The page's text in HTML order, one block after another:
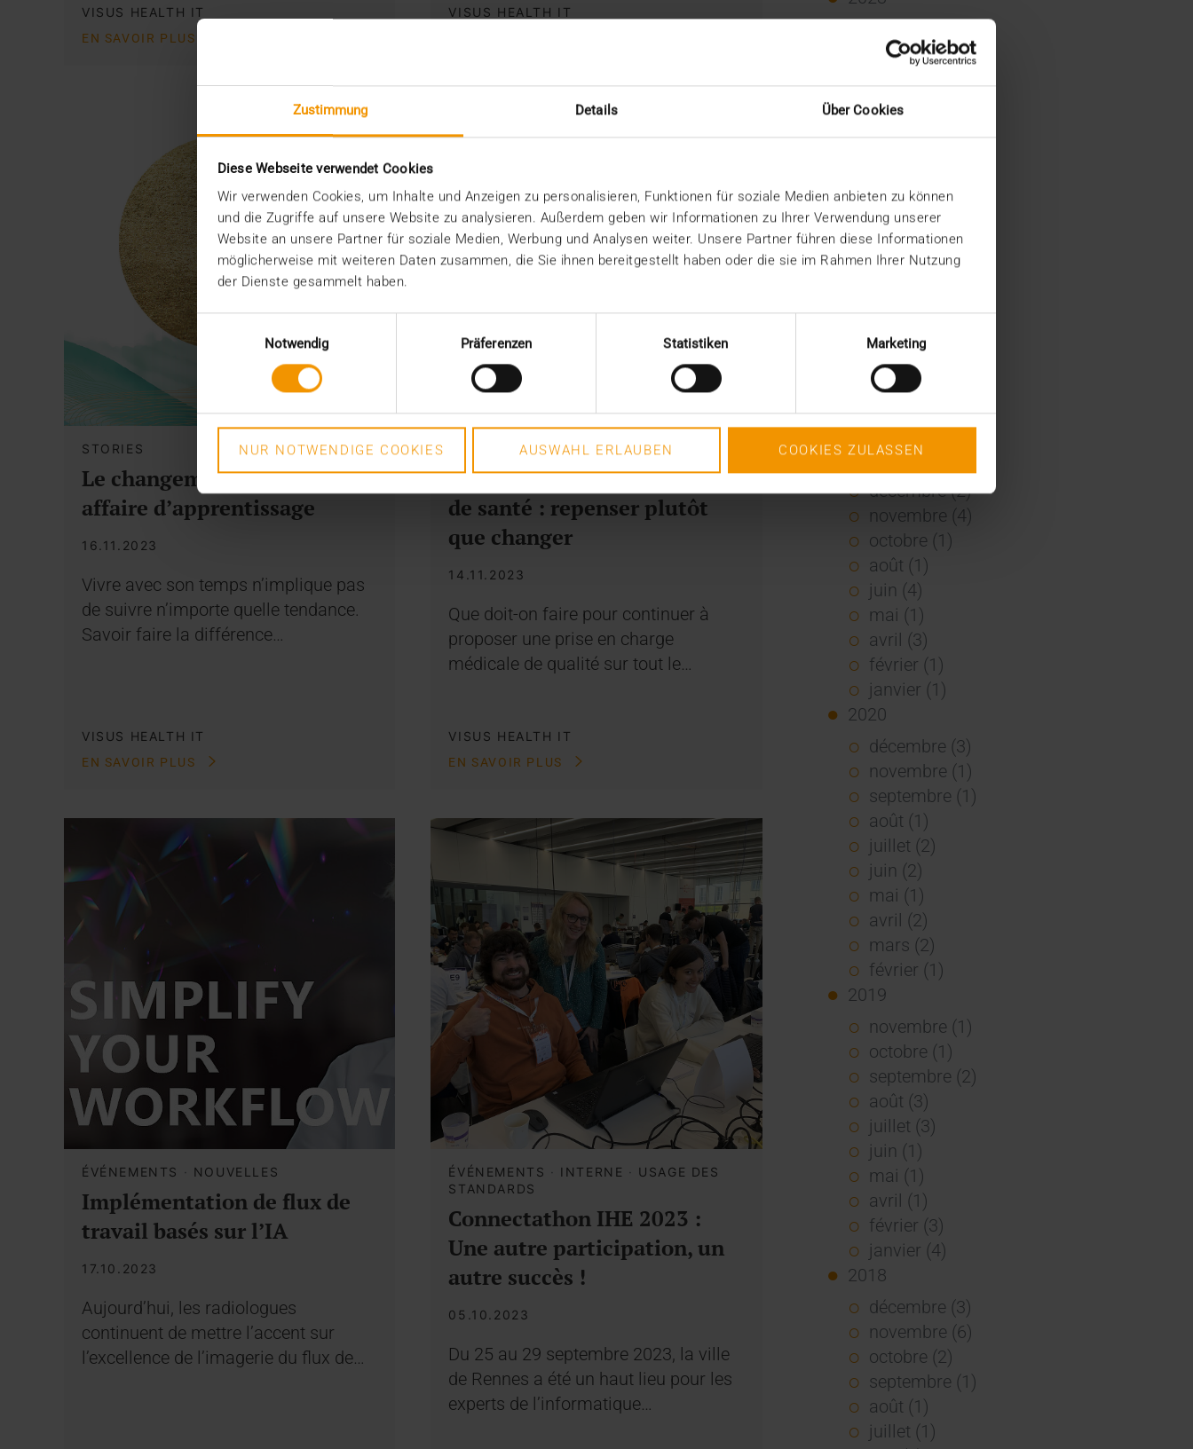
Zustimmung Details Über Cookies
Diese Webseite verwendet Cookies
Wir verwenden Cookies, um Inhalte und Anzeigen zu personalisieren, Funktionen für soziale Medien anbieten zu können
und die Zugriffe auf unsere Website zu analysieren. Außerdem geben wir Informationen zu Ihrer Verwendung unserer
Website an unsere Partner für soziale Medien, Werbung und Analysen weiter. Unsere Partner führen diese Informationen
möglicherweise mit weiteren Daten zusammen, die Sie ihnen bereitgestellt haben oder die sie im Rahmen Ihrer Nutzung
der Dienste gesammelt haben.
Notwendig
Präferenzen Statistiken Marketing
NUR NOTWENDIGE COOKIES AUSWAHL ERLAUBEN COOKIES ZULASSEN
VISUS HEALTH IT
EN SAVOIR PLUS
VISUS HEALTH IT
STORIES
Le changement est une
affaire d’apprentissage
16.11.2023
Vivre avec son temps n’implique pas
de suivre n’importe quelle tendance.
Savoir faire la différence…
VISUS HEALTH IT
EN SAVOIR PLUS
Restructuration du système
de santé : repenser plutôt
que changer
14.11.2023
Que doit-on faire pour continuer à
proposer une prise en charge
médicale de qualité sur tout le…
VISUS HEALTH IT
EN SAVOIR PLUS
ÉVÉNEMENTS · NOUVELLES
Implémentation de flux de
travail basés sur l’IA
17.10.2023
Aujourd’hui, les radiologues
continuent de mettre l’accent sur
l’excellence de l’imagerie du flux de…
ÉVÉNEMENTS · INTERNE · USAGE DES
STANDARDS
Connectathon IHE 2023 :
Une autre participation, un
autre succès !
05.10.2023
Du 25 au 29 septembre 2023, la ville
de Rennes a été un haut lieu pour les
experts de l’informatique…
novembre (5)
août (1)
mars (1)
février (1)
janvier (2)
décembre (2)
novembre (1)
juin (1)
mai (5)
février (1)
janvier (3)
2021
décembre (2)
novembre (4)
octobre (1)
août (1)
juin (4)
mai (1)
avril (3)
février (1)
janvier (1)
2020
décembre (3)
novembre (1)
septembre (1)
août (1)
juillet (2)
juin (2)
mai (1)
avril (2)
mars (2)
février (1)
2019
novembre (1)
octobre (1)
septembre (2)
août (3)
juillet (3)
juin (1)
mai (1)
avril (1)
février (3)
janvier (4)
2018
décembre (3)
novembre (6)
octobre (2)
septembre (1)
août (1)
juillet (1)